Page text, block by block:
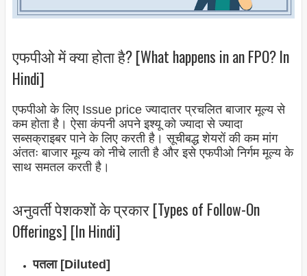
एफपीओ में क्या होता है? [What happens in an FPO? In
Hindi]
एफपीओ के लिए Issue price ज्यादातर प्रचलित बाजार मूल्य से
कम होता है। ऐसा कंपनी अपने इश्यू को ज्यादा से ज्यादा
सब्सक्राइबर पाने के लिए करती है। सूचीबद्ध शेयरों की कम मांग
अंततः बाजार मूल्य को नीचे लाती है और इसे एफपीओ निर्गम मूल्य के
साथ समतल करती है।
अनुवर्ती पेशकशों के प्रकार [Types of Follow-On
Offerings] [In Hindi]
पतला [Diluted]